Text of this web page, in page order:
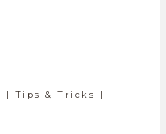
| Tips & Tricks
|